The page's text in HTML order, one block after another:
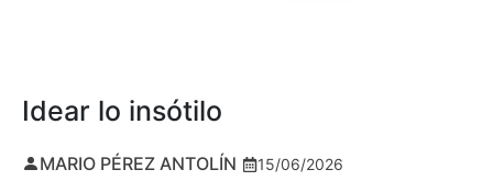
Idear lo insótilo
MARIO PÉREZ ANTOLÍN 15/06/2026